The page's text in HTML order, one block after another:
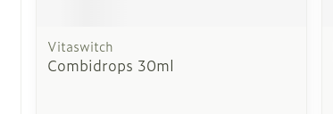
Vitaswitch
Combidrops 30ml